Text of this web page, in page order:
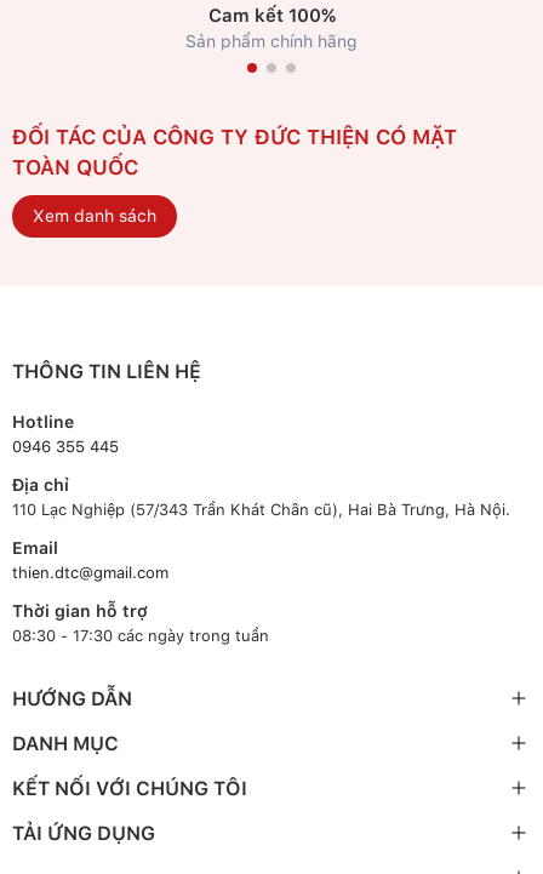
Cam kết 100%
Sản phẩm chính hãng
ĐỐI TÁC CỦA CÔNG TY ĐỨC THIỆN CÓ MẶT
TOÀN QUỐC
Xem danh sách
THÔNG TIN LIÊN HỆ
Hotline
0946 355 445
Địa chỉ
110 Lạc Nghiệp (57/343 Trần Khát Chân cũ), Hai Bà Trưng, Hà Nội.
Email
thien.dtc@gmail.com
Thời gian hỗ trợ
08:30 - 17:30 các ngày trong tuần
HƯỚNG DẪN
DANH MỤC
KẾT NỐI VỚI CHÚNG TÔI
TẢI ỨNG DỤNG